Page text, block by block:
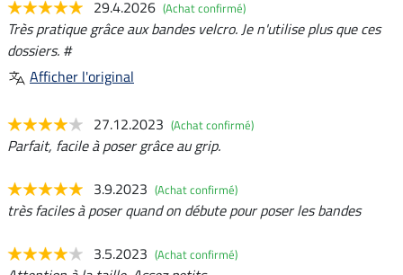
29.4.2026 (Achat confirmé)
Très pratique grâce aux bandes velcro. Je n'utilise plus que ces
dossiers. #
Afficher l'original
27.12.2023 (Achat confirmé)
Parfait, facile à poser grâce au grip.
3.9.2023 (Achat confirmé)
très faciles à poser quand on débute pour poser les bandes
3.5.2023 (Achat confirmé)